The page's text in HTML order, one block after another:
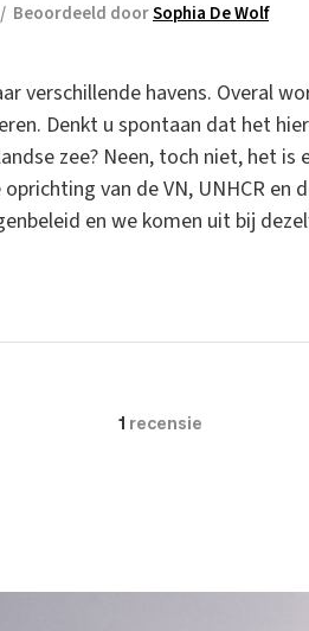
/ Beoordeeld doorSophia De Wolf
verschillende havens. Overal
Denkt u spontaan dat het
zee? Neen, toch niet, het is
van de VN, UNHCR
en we komen uit bij
1 recensie